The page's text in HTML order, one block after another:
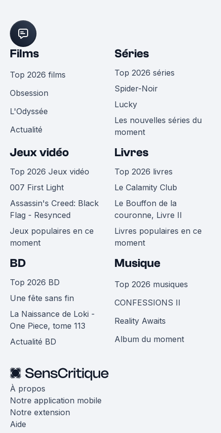
Films
Top 2026 films
Obsession
L'Odyssée
Actualité
Séries
Top 2026 séries
Spider-Noir
Lucky
Les nouvelles séries du
moment
Jeux vidéo
Top 2026 Jeux vidéo
007 First Light
Assassin's Creed: Black
Flag - Resynced
Jeux populaires en ce
moment
Livres
Top 2026 livres
Le Calamity Club
Le Bouffon de la
couronne, Livre II
Livres populaires en ce
moment
BD
Top 2026 BD
Une fête sans fin
La Naissance de Loki -
One Piece, tome 113
Actualité BD
Musique
Top 2026 musiques
CONFESSIONS II
Reality Awaits
Album du moment
À propos
Notre application mobile
Notre extension
Aide